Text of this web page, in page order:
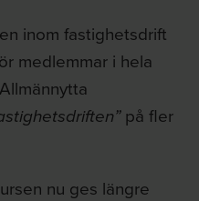
inom fastighetsdrift
medlemmar i hela
på fler
nu ges längre